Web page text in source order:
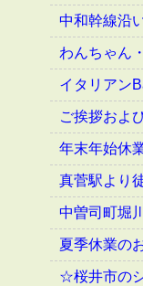
中和幹線沿
わんちゃん
イタリアン
ご挨拶およ
年末年始休
真菅駅より
中曽司町堀
夏季休業の
☆桜井市の